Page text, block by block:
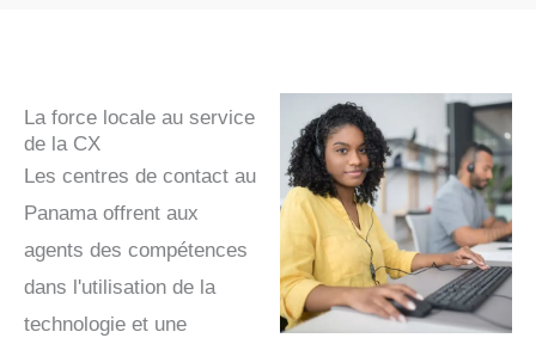
La force locale au service
de la CX
Les centres de contact au
Panama offrent aux
agents des compétences
dans l'utilisation de la
technologie et une